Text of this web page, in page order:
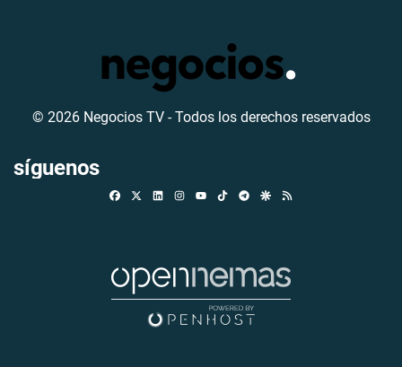
© 2026 Negocios TV - Todos los derechos reservados
síguenos
FacebookLinkedinInstagramTikTokTelegramGoogle Discover